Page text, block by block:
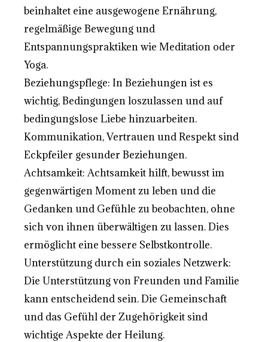
beinhaltet eine ausgewogene Ernährung,
regelmäßige Bewegung und
Entspannungspraktiken wie Meditation oder
Yoga.
Beziehungspflege: In Beziehungen ist es
wichtig, Bedingungen loszulassen und auf
bedingungslose Liebe hinzuarbeiten.
Kommunikation, Vertrauen und Respekt sind
Eckpfeiler gesunder Beziehungen.
Achtsamkeit: Achtsamkeit hilft, bewusst im
gegenwärtigen Moment zu leben und die
Gedanken und Gefühle zu beobachten, ohne
sich von ihnen überwältigen zu lassen. Dies
ermöglicht eine bessere Selbstkontrolle.
Unterstützung durch ein soziales Netzwerk:
Die Unterstützung von Freunden und Familie
kann entscheidend sein. Die Gemeinschaft
und das Gefühl der Zugehörigkeit sind
wichtige Aspekte der Heilung.